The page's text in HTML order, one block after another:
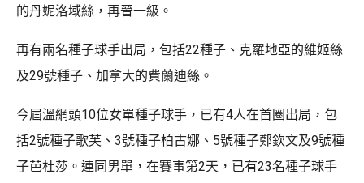
的丹妮洛域絲，再晉一級。
再有兩名種子球手出局，包括22種子、克羅地亞的維姬絲
及29號種子、加拿大的費蘭迪絲。
今屆溫網頭10位女單種子球手，已有4人在首圈出局，包
括2號種子歌芙、3號種子柏古娜、5號種子鄭欽文及9號種
子芭杜莎。連同男單，在賽事第2天，已有23名種子球手